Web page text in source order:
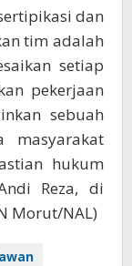
dan
tim adalah
setiap
pekerjaan
sebuah
masyarakat
hukum
Reza, di
Morut/NAL)